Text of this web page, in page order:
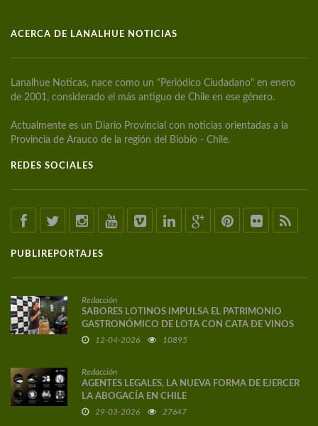
ACERCA DE LANALHUE NOTICIAS
Lanalhue Noticas, nace como un "Periódico Ciudadano" en enero
de 2001, considerado el más antiguo de Chile en ese género.
Actualmente es un Diario Provincial con noticias orientadas a la
Provincia de Arauco de la región del Biobío - Chile.
REDES SOCIALES
PUBLIREPORTAJES
Redacción
SABORES LOTINOS IMPULSA EL PATRIMONIO
GASTRONÓMICO DE LOTA CON CATA DE VINOS
DE AUTOR
12-04-2026 10895
Redacción
AGENTES LEGALES, LA NUEVA FORMA DE EJERCER
LA ABOGACÍA EN CHILE
29-03-2026 27647